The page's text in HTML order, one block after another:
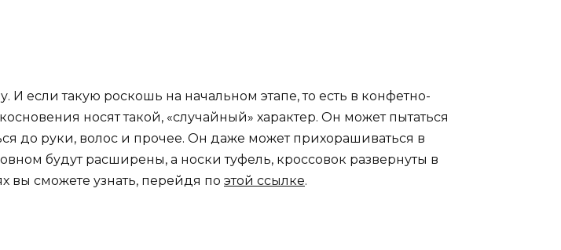
если такую роскошь на начальном этапе, то есть в конфетно-
носят такой, «случайный» характер. Он может пытаться
до руки, волос и прочее. Он даже может прихорашиваться в
будут расширены, а носки туфель, кроссовок развернуты в
вы сможете узнать, перейдя по этой ссылке.